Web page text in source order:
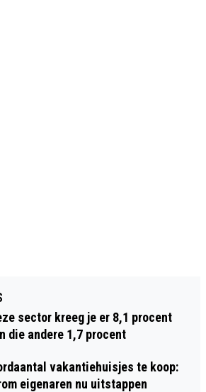
sector kreeg je er 8,1 procent
die andere 1,7 procent
vakantiehuisjes te koop:
eigenaren nu uitstappen